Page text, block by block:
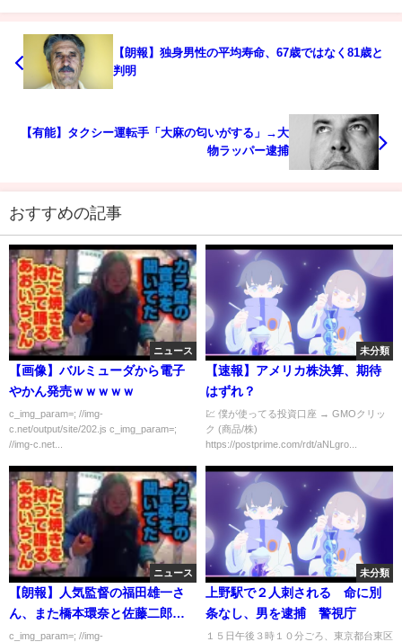
【朗報】独身男性の平均寿命、67歳ではなく81歳と
判明
【有能】タクシー運転手「大麻の匂いがする」→大
物ラッパー逮捕
おすすめの記事
ニュース
【画像】バルミューダから電子
やかん発売ｗｗｗｗｗ
c_img_param=; //img-
c.net/output/site/202.js c_img_param=;
//img-c.net...
未分類
【速報】アメリカ株決算、期待
はずれ？
💹 僕が使ってる投資口座 → GMOクリッ
ク (商品/株)
https://postprime.com/rdt/aNLgro...
ニュース
【朗報】人気監督の福田雄一さ
ん、また橋本環奈と佐藤二郎で
映画を作る
c_img_param=; //img-
未分類
上野駅で２人刺される 命に別
条なし、男を逮捕 警視庁
１５日午後３時１０分ごろ、東京都台東区